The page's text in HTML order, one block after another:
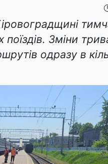
Зміни
одразу в